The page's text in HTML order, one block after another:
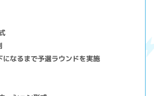
なるまで予選ラウンドを実施